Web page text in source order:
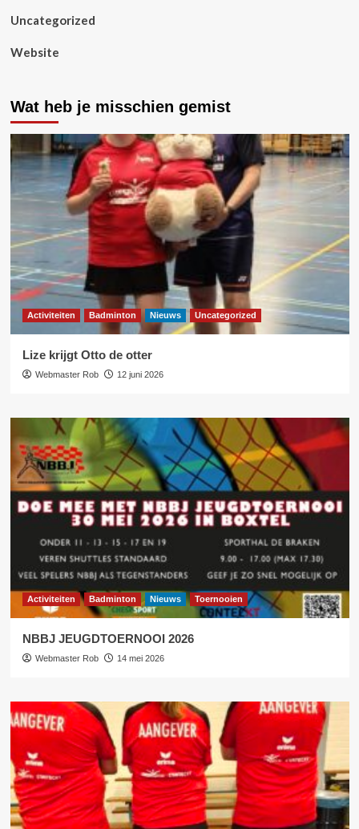
Uncategorized
Website
Wat heb je misschien gemist
Activiteiten Badminton Nieuws Uncategorized
Lize krijgt Otto de otter
Webmaster Rob 12 juni 2026
Activiteiten Badminton Nieuws Toernooien
NBBJ JEUGDTOERNOOI 2026
Webmaster Rob 14 mei 2026